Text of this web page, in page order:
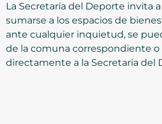
La Secretaría del Deporte invita
sumarse a los espacios de
ante cualquier inquietud, se
de la comuna correspondiente o
directamente a la Secretaría del